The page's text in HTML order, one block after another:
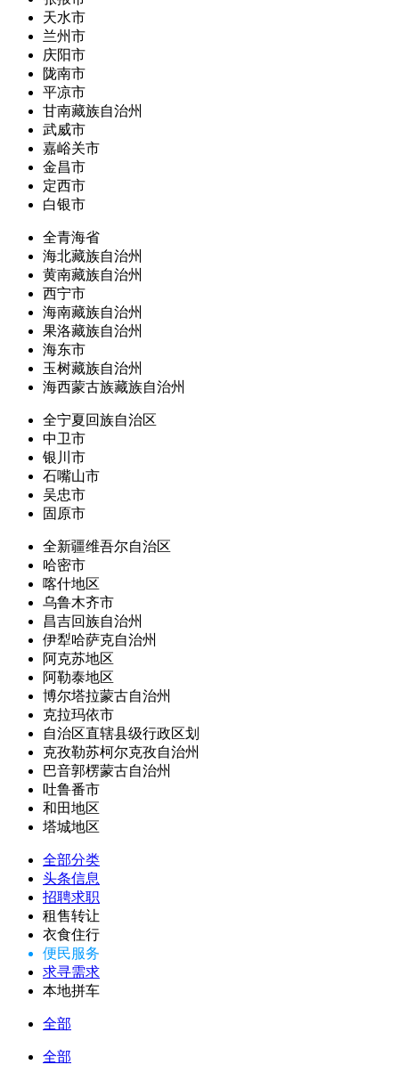
天水市
兰州市
庆阳市
陇南市
平凉市
甘南藏族自治州
武威市
嘉峪关市
金昌市
定西市
白银市
全青海省
海北藏族自治州
黄南藏族自治州
西宁市
海南藏族自治州
果洛藏族自治州
海东市
玉树藏族自治州
海西蒙古族藏族自治州
全宁夏回族自治区
中卫市
银川市
石嘴山市
吴忠市
固原市
全新疆维吾尔自治区
哈密市
喀什地区
乌鲁木齐市
昌吉回族自治州
伊犁哈萨克自治州
阿克苏地区
阿勒泰地区
博尔塔拉蒙古自治州
克拉玛依市
自治区直辖县级行政区划
克孜勒苏柯尔克孜自治州
巴音郭楞蒙古自治州
吐鲁番市
和田地区
塔城地区
全部分类
头条信息
招聘求职
租售转让
衣食住行
便民服务
求寻需求
本地拼车
全部
全部